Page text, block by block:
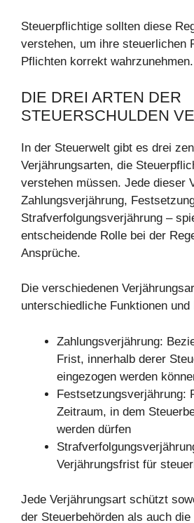
Steuerpflichtige sollten diese
verstehen, um ihre steuerlichen
Pflichten korrekt wahrzunehmen.
DIE DREI ARTEN DER
STEUERSCHULDEN
In der Steuerwelt gibt es drei
Verjährungsarten, die
verstehen müssen. Jede dieser
Zahlungsverjährung,
Strafverfolgungsverjährung –
entscheidende Rolle bei der
Ansprüche.
Die verschiedenen
unterschiedliche Funktionen und
Zahlungsverjährung:
Frist, innerhalb derer
eingezogen werden
Festsetzungsverjährung:
Zeitraum, in dem
werden dürfen
Verjährungsfrist für
Jede Verjährungsart schützt
der Steuerbehörden als auch